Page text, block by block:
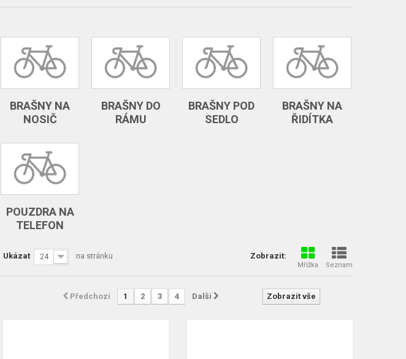
BRAŠNY NA
NOSIČ
BRAŠNY DO
RÁMU
BRAŠNY POD
SEDLO
BRAŠNY NA
ŘIDÍTKA
POUZDRA NA
TELEFON
Zobrazit:
Mřížka Seznam
Ukázat 24 na stránku
Zobrazit vše
Předchozí 1 2 3 4 Další